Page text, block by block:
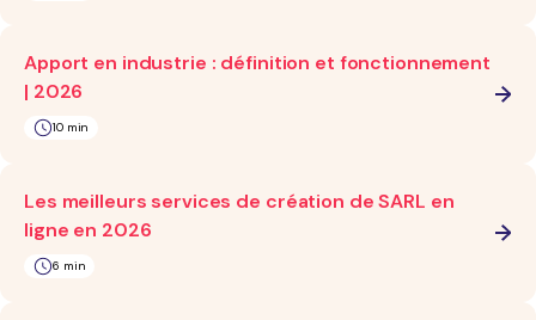
Apport en industrie : définition et fonctionnement
| 2026
10 min
Les meilleurs services de création de SARL en
ligne en 2026
6 min